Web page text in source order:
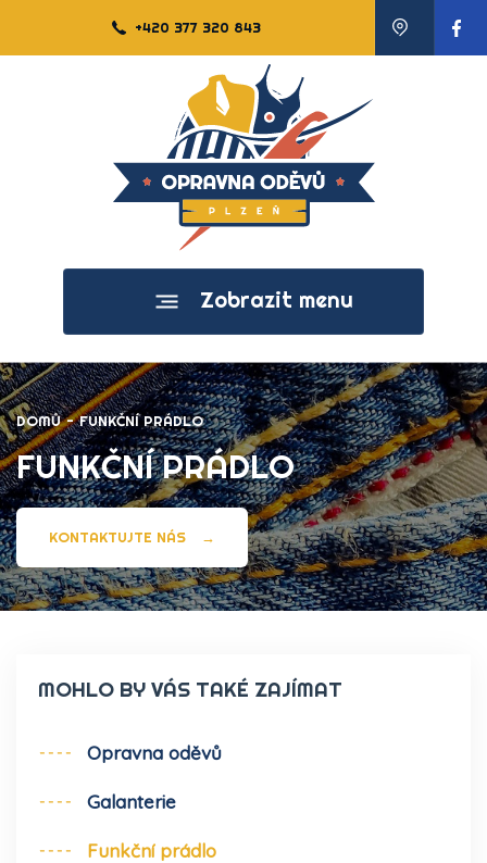
+420 377 320 843
Zobrazit menu
DOMŮ - FUNKČNÍ PRÁDLO
FUNKČNÍ PRÁDLO
KONTAKTUJTE NÁS →
MOHLO BY VÁS TAKÉ ZAJÍMAT
Opravna oděvů
Galanterie
Funkční prádlo